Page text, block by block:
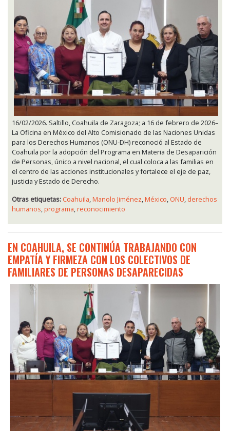
16/02/2026. Saltillo, Coahuila de Zaragoza; a 16 de febrero de 2026–
La Oficina en México del Alto Comisionado de las Naciones Unidas
para los Derechos Humanos (ONU-DH) reconoció al Estado de
Coahuila por la adopción del Programa en Materia de Desaparición
de Personas, único a nivel nacional, el cual coloca a las familias en
el centro de las acciones institucionales y fortalece el eje de paz,
justicia y Estado de Derecho.
Otras etiquetas: Coahuila,Manolo Jiménez,México, ONU, derechos
humanos,programa,reconocimiento
EN COAHUILA, SE CONTINÚA TRABAJANDO CON
EMPATÍA Y FIRMEZA CON LOS COLECTIVOS DE
FAMILIARES DE PERSONAS DESAPARECIDAS